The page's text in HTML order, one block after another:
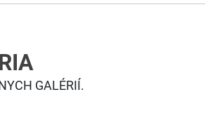
GALÉRIÍ.